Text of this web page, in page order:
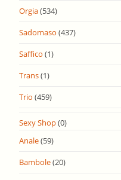
Orgia(534)
Sadomaso (437)
Saffico (1)
Trans(1)
Trio (459)
Sexy Shop(0)
Anale(59)
Bambole(20)